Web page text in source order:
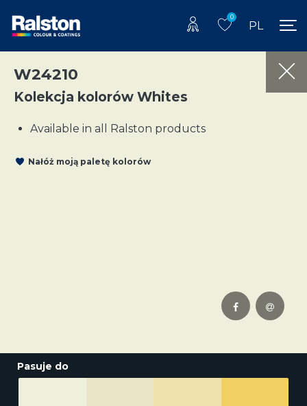
0
PL
W24210
Kolekcja kolorów Whites
Available in all Ralston products
Nałóż moją paletę kolorów
Pasuje do